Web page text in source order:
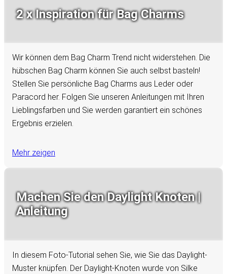
2 x Inspiration für Bag Charms
Wir können dem Bag Charm Trend nicht widerstehen. Die
hübschen Bag Charm können Sie auch selbst basteln!
Stellen Sie persönliche Bag Charms aus Leder oder
Paracord her. Folgen Sie unseren Anleitungen mit Ihren
Lieblingsfarben und Sie werden garantiert ein schönes
Ergebnis erzielen.
Mehr zeigen
Machen Sie den Daylight Knoten |
Anleitung
In diesem Foto-Tutorial sehen Sie, wie Sie das Daylight-
Muster knüpfen. Der Daylight-Knoten wurde von Silke